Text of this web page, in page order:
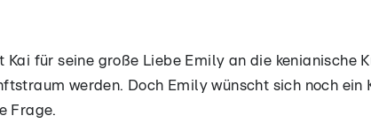
für seine große Liebe Emily an die kenianische
werden. Doch Emily wünscht sich noch
Frage.